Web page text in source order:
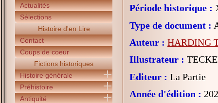
Actualités
Sélections
Histoire d'en Lire
Contact
Coups de coeur
Fictions historiques
Histoire générale
Préhistoire
Antiquité
Période historique :
Type de document :
Auteur : HARDING
Illustrateur :
Editeur : La Partie
Année d'édition :